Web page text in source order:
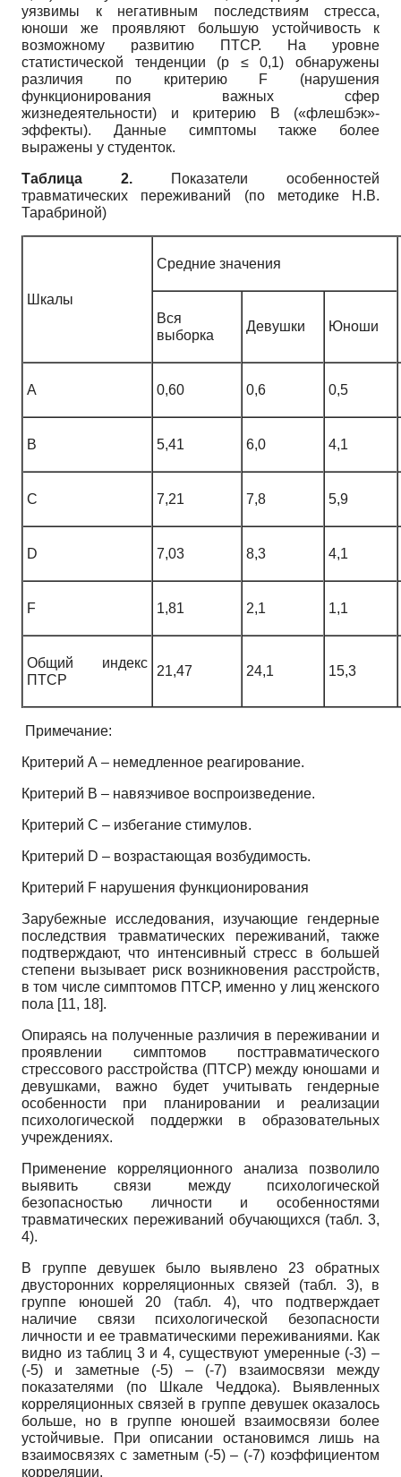
уязвимы к негативным последствиям стресса,
юноши же проявляют большую устойчивость к
возможному развитию ПТСР. На уровне
статистической тенденции (р ≤ 0,1) обнаружены
различия по критерию F (нарушения
функционирования важных сфер
жизнедеятельности) и критерию B («флешбэк»-
эффекты). Данные симптомы также более
выражены у студенток.
Таблица 2. Показатели особенностей
травматических переживаний (по методике Н.В.
Тарабриной)
Шкалы
Средние значения
Вся
выборка
Девушки Юноши
А 0,60 0,6 0,5
В 5,41 6,0 4,1
С 7,21 7,8 5,9
D 7,03 8,3 4,1
F 1,81 2,1 1,1
Общий индекс
ПТСР
21,47 24,1 15,3
Примечание:
Критерий А – немедленное реагирование.
Критерий В – навязчивое воспроизведение.
Критерий С – избегание стимулов.
Критерий D – возрастающая возбудимость.
Критерий F нарушения функционирования
Зарубежные исследования, изучающие гендерные
последствия травматических переживаний, также
подтверждают, что интенсивный стресс в большей
степени вызывает риск возникновения расстройств,
в том числе симптомов ПТСР, именно у лиц женского
пола [11, 18].
Опираясь на полученные различия в переживании и
проявлении симптомов посттравматического
стрессового расстройства (ПТСР) между юношами и
девушками, важно будет учитывать гендерные
особенности при планировании и реализации
психологической поддержки в образовательных
учреждениях.
Применение корреляционного анализа позволило
выявить связи между психологической
безопасностью личности и особенностями
травматических переживаний обучающихся (табл. 3,
4).
В группе девушек было выявлено 23 обратных
двусторонних корреляционных связей (табл. 3), в
группе юношей 20 (табл. 4), что подтверждает
наличие связи психологической безопасности
личности и ее травматическими переживаниями. Как
видно из таблиц 3 и 4, существуют умеренные (-3) –
(-5) и заметные (-5) – (-7) взаимосвязи между
показателями (по Шкале Чеддока). Выявленных
корреляционных связей в группе девушек оказалось
больше, но в группе юношей взаимосвязи более
устойчивые. При описании остановимся лишь на
взаимосвязях с заметным (-5) – (-7) коэффициентом
корреляции.